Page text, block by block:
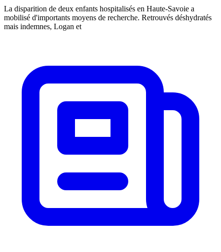
La disparition de deux enfants hospitalisés en Haute-Savoie a
mobilisé d'importants moyens de recherche. Retrouvés déshydratés
mais indemnes, Logan et